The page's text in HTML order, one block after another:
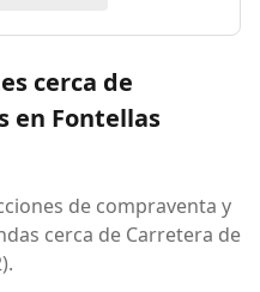
cerca de
en Fontellas
de compraventa y
cerca de Carretera de